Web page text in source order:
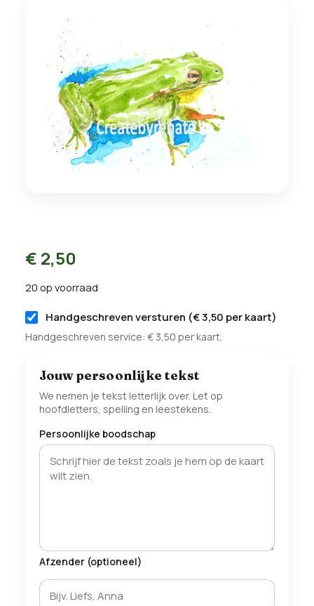
€ 2,50
20 op voorraad
Handgeschreven versturen (€3,50 per kaart)
Handgeschreven service: €3,50 per kaart.
Jouw persoonlijke tekst
We nemen je tekst letterlijk over. Let op
hoofdletters, spelling en leestekens.
Persoonlijke boodschap
Afzender (optioneel)